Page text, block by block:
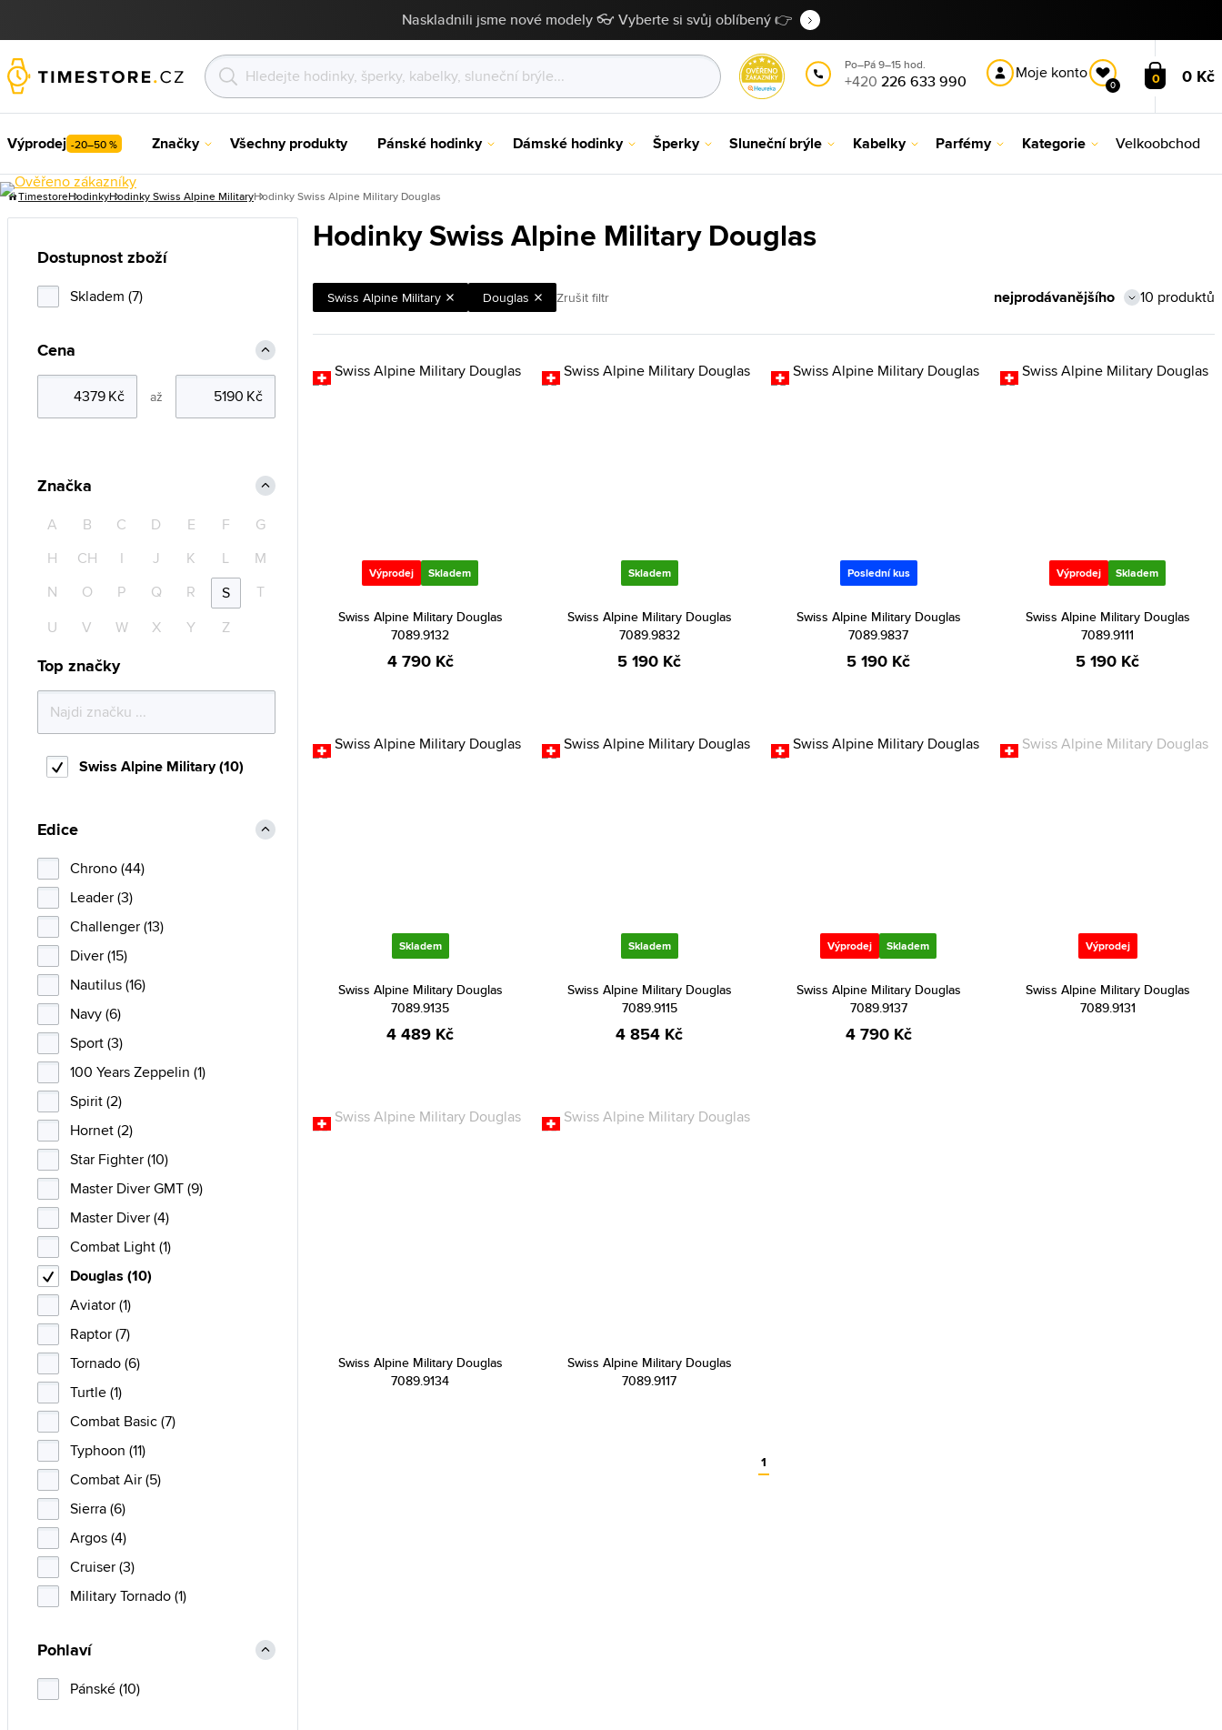
Naskladnili jsme nové modely 👓 Vyberte si svůj oblíbený 👉
Po–Pá 9–15 hod.
+420 226 633 990 Moje konto
0 0 0 Kč
Výprodej -20–50 % Značky Všechny produkty Pánské hodinky Dámské hodinky Šperky Sluneční brýle Kabelky Parfémy Kategorie Velkoobchod
TimestoreHodinkyHodinky Swiss Alpine MilitaryHodinky Swiss Alpine Military Douglas
Hodinky Swiss Alpine Military Douglas
Swiss Alpine Military Douglas Zrušit filtr 10 produktů
Výprodej Skladem
Swiss Alpine Military Douglas
7089.9132
4 790 Kč
Skladem
Swiss Alpine Military Douglas
7089.9832
5 190 Kč
Poslední kus
Swiss Alpine Military Douglas
7089.9837
5 190 Kč
Výprodej Skladem
Swiss Alpine Military Douglas
7089.9111
5 190 Kč
Skladem
Swiss Alpine Military Douglas
7089.9135
4 489 Kč
Skladem
Swiss Alpine Military Douglas
7089.9115
4 854 Kč
Výprodej Skladem
Swiss Alpine Military Douglas
7089.9137
4 790 Kč
Výprodej
Swiss Alpine Military Douglas
7089.9131
Swiss Alpine Military Douglas
7089.9134
Swiss Alpine Military Douglas
7089.9117
1
Dostupnost zboží
Skladem (7)
Cena
až
Značka
A B C D E F
G
H
CH I J K L
M
N
O P Q R S
T
U
V W X Y Z
Top značky
Swiss Alpine Military (10)
Edice
Chrono (44)
Leader (3)
Challenger (13)
Diver (15)
Nautilus (16)
Navy (6)
Sport (3)
100 Years Zeppelin (1)
Spirit (2)
Hornet (2)
Star Fighter (10)
Master Diver GMT (9)
Master Diver (4)
Combat Light (1)
Douglas (10)
Aviator (1)
Raptor (7)
Tornado (6)
Turtle (1)
Combat Basic (7)
Typhoon (11)
Combat Air (5)
Sierra (6)
Argos (4)
Cruiser (3)
Military Tornado (1)
Pohlaví
Pánské (10)